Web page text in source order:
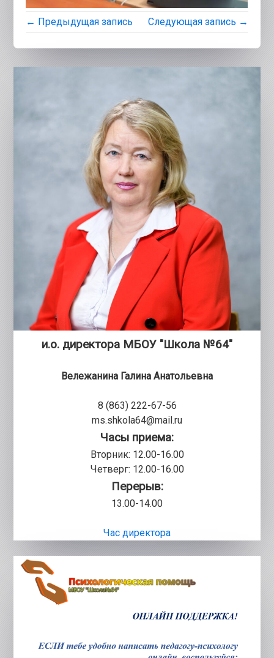
← Предыдущая запись Следующая запись →
и.о. директора МБОУ "Школа №64"
Вележанина Галина Анатольевна
8 (863) 222-67-56
ms.shkola64@mail.ru
Часы приема:
Вторник: 12.00-16.00
Четверг: 12.00-16.00
Перерыв:
13.00-14.00
Час директора